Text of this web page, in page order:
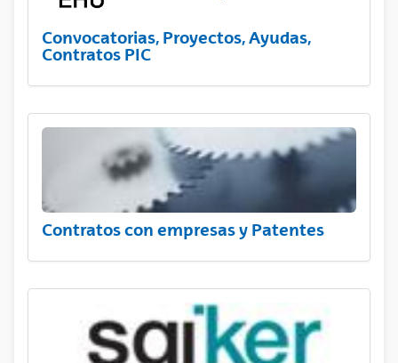
Convocatorias, Proyectos, Ayudas,
Contratos PIC
Contratos con empresas y Patentes